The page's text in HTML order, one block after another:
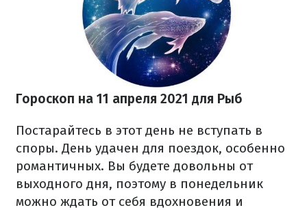
Гороскоп на 11 апреля 2021 для Рыб
Постарайтесь в этот день не вступать в
споры. День удачен для поездок, особенно
романтичных. Вы будете довольны от
выходного дня, поэтому в понедельник
можно ждать от себя вдохновения и